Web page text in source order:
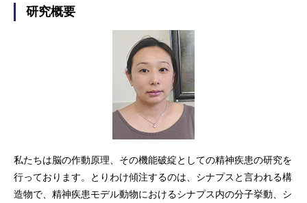
研究概要
私たちは脳の作動原理、その機能破綻としての精神疾患の研究を
行っております。とりわけ傾注するのは、シナプスと言われる構
造物で、精神疾患モデル動物におけるシナプス内の分子挙動、シ